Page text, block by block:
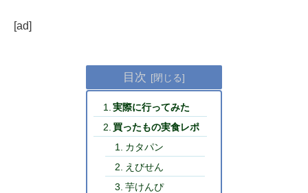
[ad]
目次
実際に行ってみた
買ったもの実食レポ
カタパン
えびせん
芋けんぴ